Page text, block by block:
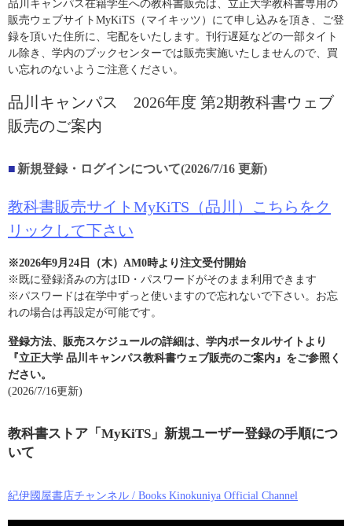
品川キャンパス在籍学生への教科書販売は、立正大学教科書専用の
販売ウェブサイトMyKiTS（マイキッツ）にて申し込みを頂き、ご登
録を頂いた住所に、宅配をいたします。刊行遅延などの一部タイト
ル除き、学内のブックセンターでは販売実施いたしませんので、買
い忘れのないようご注意ください。
品川キャンパス 2026年度 第2期教科書ウェブ
販売のご案内
新規登録・ログインについて(2026/7/16 更新)
教科書販売サイトMyKiTS（品川）こちらをク
リックして下さい
※2026年9月24日（木）AM0時より注文受付開始
※既に登録済みの方はID・パスワードがそのまま利用できます
※パスワードは在学中ずっと使いますので忘れないで下さい。お忘
れの場合は再設定が可能です。
登録方法、販売スケジュールの詳細は、学内ポータルサイトより
『立正大学 品川キャンパス教科書ウェブ販売のご案内』をご参照く
ださい。
(2026/7/16更新)
教科書ストア「MyKiTS」新規ユーザー登録の手順につ
いて
紀伊國屋書店チャンネル / Books Kinokuniya Official Channel